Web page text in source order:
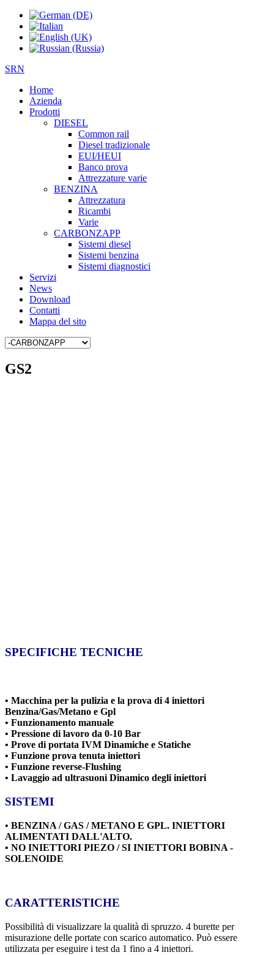
SRN
Home
Azienda
Prodotti
DIESEL
Common rail
Diesel tradizionale
EUI/HEUI
Banco prova
Attrezzature varie
BENZINA
Attrezzatura
Ricambi
Varie
CARBONZAPP
Sistemi diesel
Sistemi benzina
Sistemi diagnostici
Servizi
News
Download
Contatti
Mappa del sito
GS2
SPECIFICHE TECNICHE
• Macchina per la pulizia e la prova di 4 iniettori
Benzina/Gas/Metano e Gpl
• Funzionamento manuale
• Pressione di lavoro da 0-10 Bar
• Prove di portata IVM Dinamiche e Statiche
• Funzione prova tenuta iniettori
• Funzione reverse-Flushing
• Lavaggio ad ultrasuoni Dinamico degli iniettori
SISTEMI
• BENZINA / GAS / METANO E GPL. INIETTORI
ALIMENTATI DALL'ALTO.
• NO INIETTORI PIEZO / SI INIETTORI BOBINA -
SOLENOIDE
CARATTERISTICHE
Possibilità di visualizzare la qualità di spruzzo. 4 burette per
misurazione delle portate con scarico automatico. Può essere
utilizzata per eseguire i test da 1 fino a 4 iniettori.